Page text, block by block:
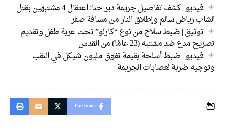
فيديو | كشف تفاصيل جريمة دير حنا: اعتقال 4 مشتبهين بقتل
الشاب رياض سالم وإطلاق النار من مسافة صفر
توثيق | ضبط سلاح من نوع “كارلو” تحت عربة طفل وتقديم
تصريح مدع ضد مشتبه (23 عامًا) من القدس
فيديو | ضبط أسلحة بقيمة تفوق مليون شيكل في النقب
وتوجيه ضربة لعصابات الجريمة
Facebook